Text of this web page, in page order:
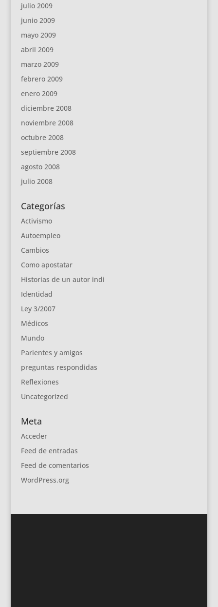
julio 2009
junio 2009
mayo 2009
abril 2009
marzo 2009
febrero 2009
enero 2009
diciembre 2008
noviembre 2008
octubre 2008
septiembre 2008
agosto 2008
julio 2008
Categorías
Activismo
Autoempleo
Cambios
Como apostatar
Historias de un autor indi
Identidad
Ley 3/2007
Médicos
Mundo
Parientes y amigos
preguntas respondidas
Reflexiones
Uncategorized
Meta
Acceder
Feed de entradas
Feed de comentarios
WordPress.org